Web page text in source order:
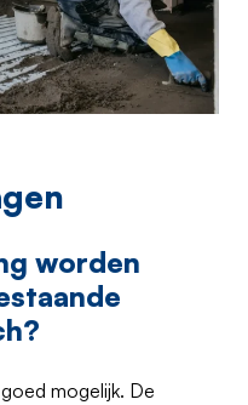
worden
mogelijk. De